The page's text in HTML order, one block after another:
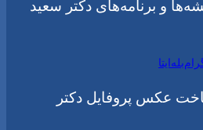
و برنامه‌های دکتر سعید
بلهایتا
عکس پروفایل دکتر